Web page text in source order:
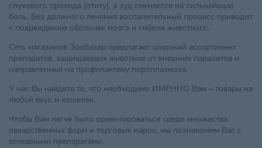
слухового прохода (отиту), а зуд сменяется на сильнейшую
боль. Без должного лечения воспалительный процесс приводит
к повреждению оболочек мозга и гибели животного.
Сеть магазинов Зообазар предлагает широкий ассортимент
препаратов, защищающих животное от внешних паразитов и
направленных на профилактику пироплазмоза.
У нас Вы найдете то, что необходимо ИМЕННО Вам – товары на
любой вкус и кошелек.
Чтобы Вам легче было ориентироваться среди множества
лекарственных форм и торговых марок, мы познакомим Вас с
основными препаратами.